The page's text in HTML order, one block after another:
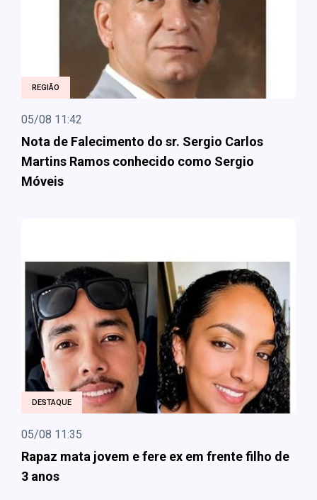
REGIÃO
05/08 11:42
Nota de Falecimento do sr. Sergio Carlos
Martins Ramos conhecido como Sergio
Móveis
DESTAQUE
05/08 11:35
Rapaz mata jovem e fere ex em frente filho de
3 anos